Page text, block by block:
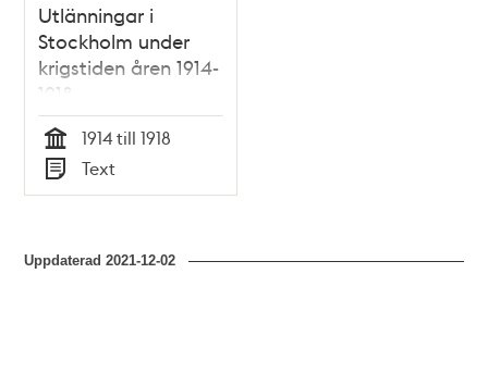
Utlänningar i
Stockholm under
krigstiden åren 1914-
1918
Tid
1914 till 1918
Typ
Text
Uppdaterad2021-12-02